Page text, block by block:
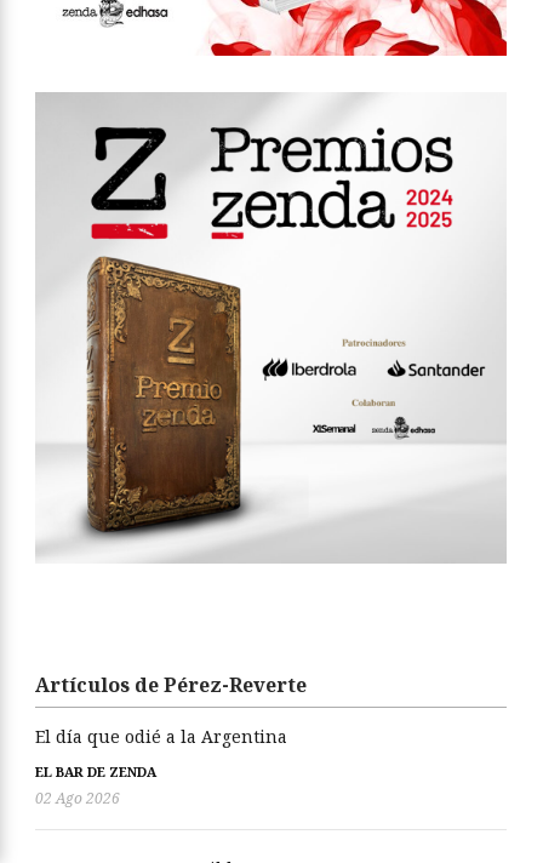
Artículos de Pérez-Reverte
El día que odié a la Argentina
EL BAR DE ZENDA
02 Ago 2026